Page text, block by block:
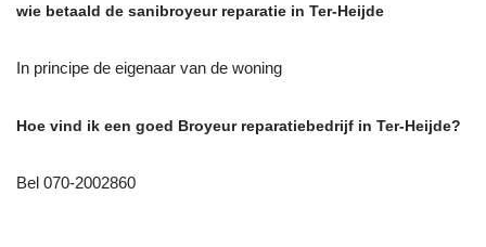
wie betaald de sanibroyeur reparatie in Ter-Heijde
In principe de eigenaar van de woning
Hoe vind ik een goed Broyeur reparatiebedrijf in Ter-Heijde?
Bel 070-2002860